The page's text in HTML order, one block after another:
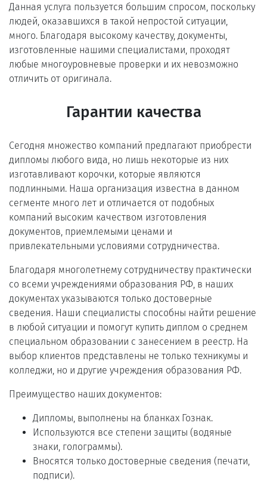
Данная услуга пользуется большим спросом, поскольку
людей, оказавшихся в такой непростой ситуации,
много. Благодаря высокому качеству, документы,
изготовленные нашими специалистами, проходят
любые многоуровневые проверки и их невозможно
отличить от оригинала.
Гарантии качества
Сегодня множество компаний предлагают приобрести
дипломы любого вида, но лишь некоторые из них
изготавливают корочки, которые являются
подлинными. Наша организация известна в данном
сегменте много лет и отличается от подобных
компаний высоким качеством изготовления
документов, приемлемыми ценами и
привлекательными условиями сотрудничества.
Благодаря многолетнему сотрудничеству практически
со всеми учреждениями образования РФ, в наших
документах указываются только достоверные
сведения. Наши специалисты способны найти решение
в любой ситуации и помогут купить диплом о среднем
специальном образовании с занесением в реестр. На
выбор клиентов представлены не только техникумы и
колледжи, но и другие учреждения образования РФ.
Преимущество наших документов:
Дипломы, выполнены на бланках Гознак.
Используются все степени защиты (водяные
знаки, голограммы).
Вносятся только достоверные сведения (печати,
подписи).